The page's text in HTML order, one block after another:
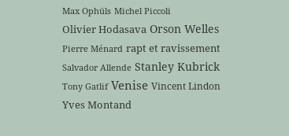
Max Ophüls Michel Piccoli
Olivier Hodasava Orson Welles
Pierre Ménard rapt et ravissement
Salvador Allende Stanley Kubrick
Tony Gatlif Venise Vincent Lindon
Yves Montand